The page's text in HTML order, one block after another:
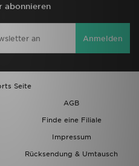
abonnieren
Anmelden
Seite
AGB
Finde eine Filiale
Impressum
Rücksendung & Umtausch